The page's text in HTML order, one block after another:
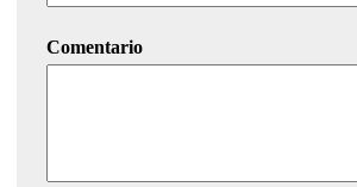
Comentario